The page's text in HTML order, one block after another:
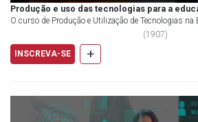
Produção e uso das tecnologias para a
O curso de Produção e Utilização de Tecnologias na
propósito envolver e cativar o leitor ao enfat...
(1907)
INSCREVA-SE
+